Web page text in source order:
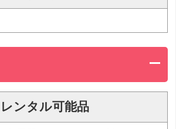
レンタル可能品